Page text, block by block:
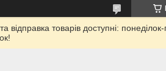
товарів доступні: